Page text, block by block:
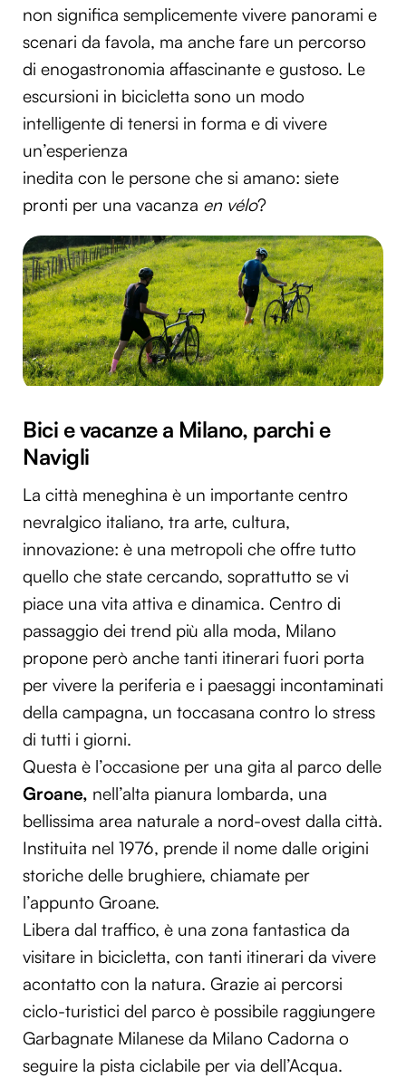
non significa semplicemente vivere panorami e
scenari da favola, ma anche fare un percorso
di enogastronomia affascinante e gustoso. Le
escursioni in bicicletta sono un modo
intelligente di tenersi in forma e di vivere
un’esperienza
inedita con le persone che si amano: siete
pronti per una vacanza en vélo?
Bici e vacanze a Milano, parchi e
Navigli
La città meneghina è un importante centro
nevralgico italiano, tra arte, cultura,
innovazione: è una metropoli che offre tutto
quello che state cercando, soprattutto se vi
piace una vita attiva e dinamica. Centro di
passaggio dei trend più alla moda, Milano
propone però anche tanti itinerari fuori porta
per vivere la periferia e i paesaggi incontaminati
della campagna, un toccasana contro lo stress
di tutti i giorni.
Questa è l’occasione per una gita al parco delle
Groane, nell’alta pianura lombarda, una
bellissima area naturale a nord-ovest dalla città.
Instituita nel 1976, prende il nome dalle origini
storiche delle brughiere, chiamate per
l’appunto Groane.
Libera dal traffico, è una zona fantastica da
visitare in bicicletta, con tanti itinerari da vivere
acontatto con la natura. Grazie ai percorsi
ciclo-turistici del parco è possibile raggiungere
Garbagnate Milanese da Milano Cadorna o
seguire la pista ciclabile per via dell’Acqua.